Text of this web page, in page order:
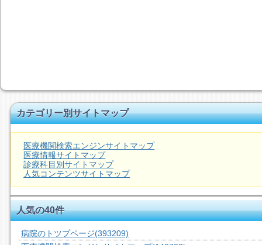
カテゴリー別サイトマップ
医療機関検索エンジンサイトマップ
医療情報サイトマップ
診療科目別サイトマップ
人気コンテンツサイトマップ
人気の40件
病院のトツプページ(393209)